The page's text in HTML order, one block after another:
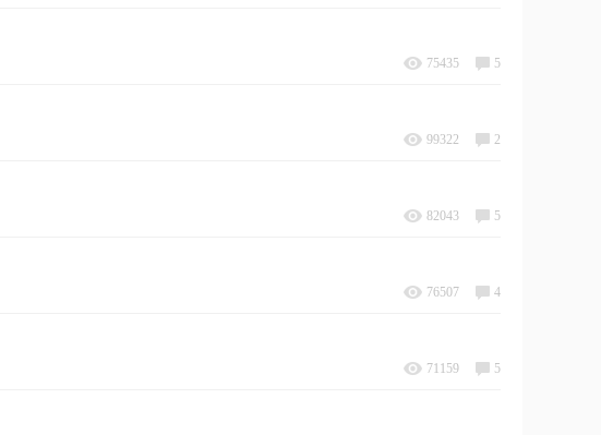
75435 5
99322 2
82043 5
76507 4
71159 5